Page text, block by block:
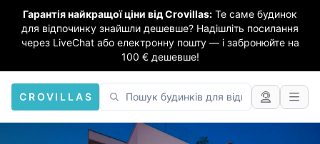
Гарантія найкращої ціни від Crovillas: Те саме будинок
для відпочинку знайшли дешевше? Надішліть посилання
через LiveChat або електронну пошту — і забронюйте на
100 € дешевше!
CROVILLAS